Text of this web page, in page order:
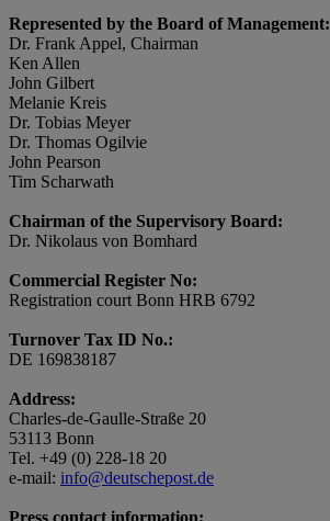
Represented by the Board of Management:
Dr. Frank Appel, Chairman
Ken Allen
John Gilbert
Melanie Kreis
Dr. Tobias Meyer
Dr. Thomas Ogilvie
John Pearson
Tim Scharwath
Chairman of the Supervisory Board:
Dr. Nikolaus von Bomhard
Commercial Register No:
Registration court Bonn HRB 6792
Turnover Tax ID No.:
DE 169838187
Address:
Charles-de-Gaulle-Straße 20
53113 Bonn
Tel. +49 (0) 228-18 20
e-mail: info@deutschepost.de
Press contact information: